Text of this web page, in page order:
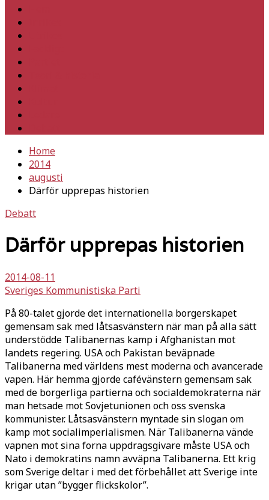
Home
2014
augusti
Därför upprepas historien
Debatt
Därför upprepas historien
2014-08-11
Sveriges Kommunistiska Parti
På 80-talet gjorde det internationella borgerskapet
gemensam sak med låtsasvänstern när man på alla sätt
understödde Talibanernas kamp i Afghanistan mot
landets regering. USA och Pakistan beväpnade
Talibanerna med världens mest moderna och avancerade
vapen. Här hemma gjorde cafévänstern gemensam sak
med de borgerliga partierna och socialdemokraterna när
man hetsade mot Sovjetunionen och oss svenska
kommunister. Låtsasvänstern myntade sin slogan om
kamp mot socialimperialismen. När Talibanerna vände
vapnen mot sina forna uppdragsgivare måste USA och
Nato i demokratins namn avväpna Talibanerna. Ett krig
som Sverige deltar i med det förbehållet att Sverige inte
krigar utan ”bygger flickskolor”.